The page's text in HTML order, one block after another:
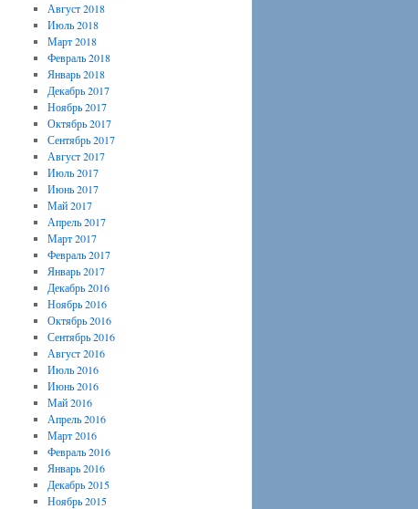
Август 2018
Июль 2018
Март 2018
Февраль 2018
Январь 2018
Декабрь 2017
Ноябрь 2017
Октябрь 2017
Сентябрь 2017
Август 2017
Июль 2017
Июнь 2017
Май 2017
Апрель 2017
Март 2017
Февраль 2017
Январь 2017
Декабрь 2016
Ноябрь 2016
Октябрь 2016
Сентябрь 2016
Август 2016
Июль 2016
Июнь 2016
Май 2016
Апрель 2016
Март 2016
Февраль 2016
Январь 2016
Декабрь 2015
Ноябрь 2015